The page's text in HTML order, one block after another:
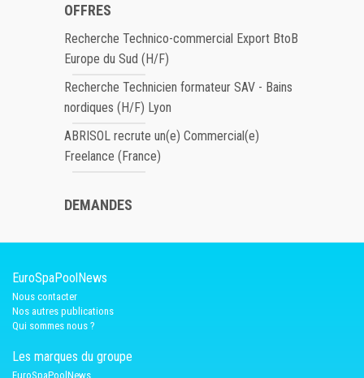
OFFRES
Recherche Technico-commercial Export BtoB
Europe du Sud (H/F)
Recherche Technicien formateur SAV - Bains
nordiques (H/F) Lyon
ABRISOL recrute un(e) Commercial(e)
Freelance (France)
DEMANDES
EuroSpaPoolNews
Nous contacter
Nos autres publications
Qui sommes nous ?
Les marques du groupe
EuroSpaPoolNews